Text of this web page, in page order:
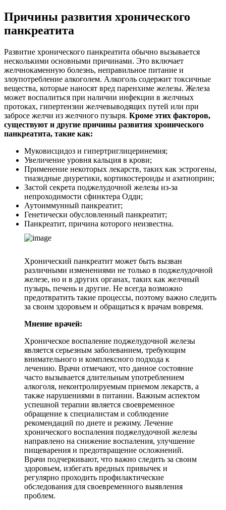
Причины развития хронического
панкреатита
Развитие хронического панкреатита обычно вызывается
несколькими основными причинами. Это включает
желчнокаменную болезнь, неправильное питание и
злоупотребление алкоголем. Алкоголь содержит токсичные
вещества, которые наносят вред паренхиме железы. Железа
может воспалиться при наличии инфекции в желчных
протоках, гипертензии желчевыводящих путей или при
забросе желчи из желчного пузыря. Кроме этих факторов,
существуют и другие причины развития хронического
панкреатита, такие как:
Муковисцидоз и гипертриглицеринемия;
Увеличение уровня кальция в крови;
Применение некоторых лекарств, таких как эстрогены,
тиазидные диуретики, кортикостероиды и азатиоприн;
Застой секрета поджелудочной железы из-за
непроходимости сфинктера Одди;
Аутоиммунный панкреатит;
Генетически обусловленный панкреатит;
Панкреатит, причина которого неизвестна.
Хронический панкреатит может быть вызван
различными изменениями не только в поджелудочной
железе, но и в других органах, таких как желчный
пузырь, печень и другие. Не всегда возможно
предотвратить такие процессы, поэтому важно следить
за своим здоровьем и обращаться к врачам вовремя.
Мнение врачей:
Хроническое воспаление поджелудочной железы
является серьезным заболеванием, требующим
внимательного и комплексного подхода к
лечению. Врачи отмечают, что данное состояние
часто вызывается длительным употреблением
алкоголя, неконтролируемым приемом лекарств, а
также нарушениями в питании. Важным аспектом
успешной терапии является своевременное
обращение к специалистам и соблюдение
рекомендаций по диете и режиму. Лечение
хронического воспаления поджелудочной железы
направлено на снижение воспаления, улучшение
пищеварения и предотвращение осложнений.
Врачи подчеркивают, что важно следить за своим
здоровьем, избегать вредных привычек и
регулярно проходить профилактические
обследования для своевременного выявления
проблем.